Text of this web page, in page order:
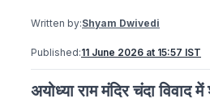
Written by:Shyam Dwivedi
Published:11 June 2026 at 15:57 IST
अयोध्या राम मंदिर चंदा